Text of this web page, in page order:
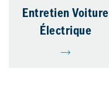
Entretien Voiture
Électrique